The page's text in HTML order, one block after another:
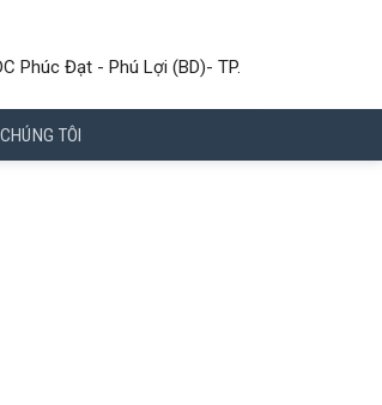
Phúc Đạt - Phú Lợi (BD)- TP.
TÔI